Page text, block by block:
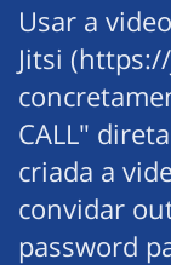
Usar a
Jitsi
CALL"
criada a
convidar
password